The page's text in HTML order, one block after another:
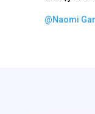
@Naomi